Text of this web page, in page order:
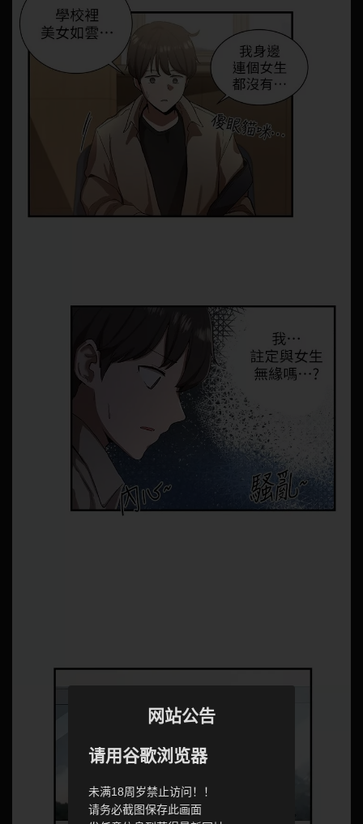
网站公告
请用谷歌浏览器
未满18周岁禁止访问！！
请务必截图保存此画面